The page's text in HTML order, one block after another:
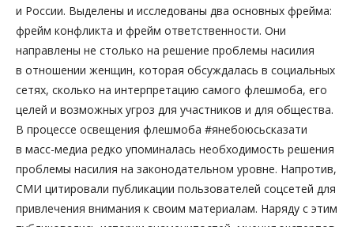
и России. Выделены и исследованы два основных фрейма:
фрейм конфликта и фрейм ответственности. Они
направлены не столько на решение проблемы насилия
в отношении женщин, которая обсуждалась в социальных
сетях, сколько на интерпретацию самого флешмоба, его
целей и возможных угроз для участников и для общества.
В процессе освещения флешмоба #янебоюсьсказати
в масс-медиа редко упоминалась необходимость решения
проблемы насилия на законодательном уровне. Напротив,
СМИ цитировали публикации пользователей соцсетей для
привлечения внимания к своим материалам. Наряду с этим